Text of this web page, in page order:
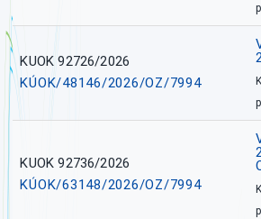
KUOK 92726/2026
KÚOK/48146/2026/OZ/7994
KUOK 92736/2026
KÚOK/63148/2026/OZ/7994